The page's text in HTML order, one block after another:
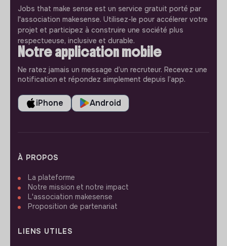
Jobs that make sense est un service gratuit porté par
l'association makesense. Utilisez-le pour accélerer votre
projet et participez à construire une société plus
respectueuse, inclusive et durable.
Notre application mobile
Ne ratez jamais un message d’un recruteur. Recevez une
notification et répondez simplement depuis l’app.
iPhone Android
À PROPOS
La plateforme
Notre mission et notre impact
L'association makesense
Proposition de partenariat
LIENS UTILES